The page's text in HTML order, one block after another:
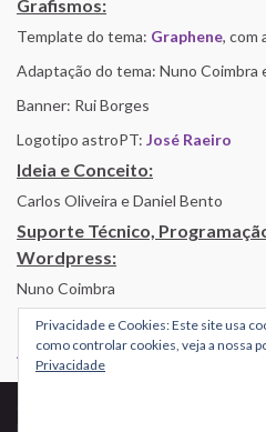
Grafismos:
Template do tema: Graphene, com
Adaptação do tema: Nuno Coimbra
Banner: Rui Borges
Logotipo astroPT: José Raeiro
Ideia e Conceito:
Carlos Oliveira e Daniel Bento
Suporte Técnico,
Wordpress:
Nuno Coimbra
Alojamento por Simbiose
Privacidade e Cookies: Este site usa
como controlar cookies, veja a nossa
Privacidade